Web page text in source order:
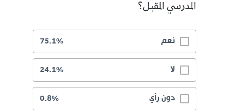
المدرسي المقبل؟
نعم 75.1%
لا 24.1%
دون رأي 0.8%